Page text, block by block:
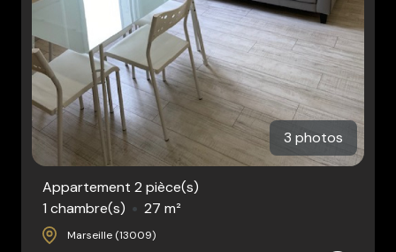
3 photos
Appartement 2 pièce(s)
1 chambre(s)
27 m²
Marseille (13009)